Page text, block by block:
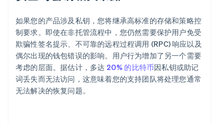
如果您的产品涉及私钥，您将继承高标准的存储和策略控
制要求。即使在非托管流程中，您仍然需要保护用户免受
欺骗性签名提示、不可靠的远程过程调用 (RPC) 响应以及
偶尔出现的钱包错误的影响。用户行为增加了另一个需要
考虑的层面。据估计，多达 20% 的比特币因私钥或助记
词丢失而无法访问，这意味着您的支持团队将处理您通常
无法解决的恢复问题。